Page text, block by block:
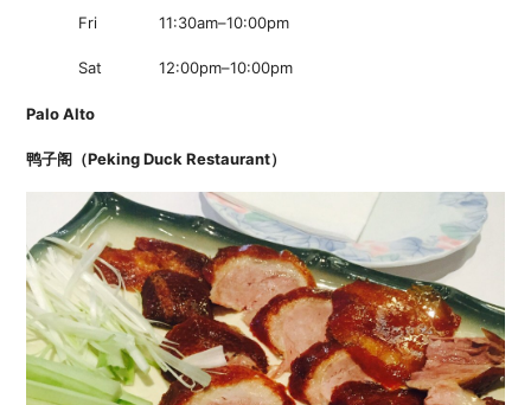
Fri 11:30am–10:00pm
Sat 12:00pm–10:00pm
Palo Alto
鸭子阁（Peking Duck Restaurant）